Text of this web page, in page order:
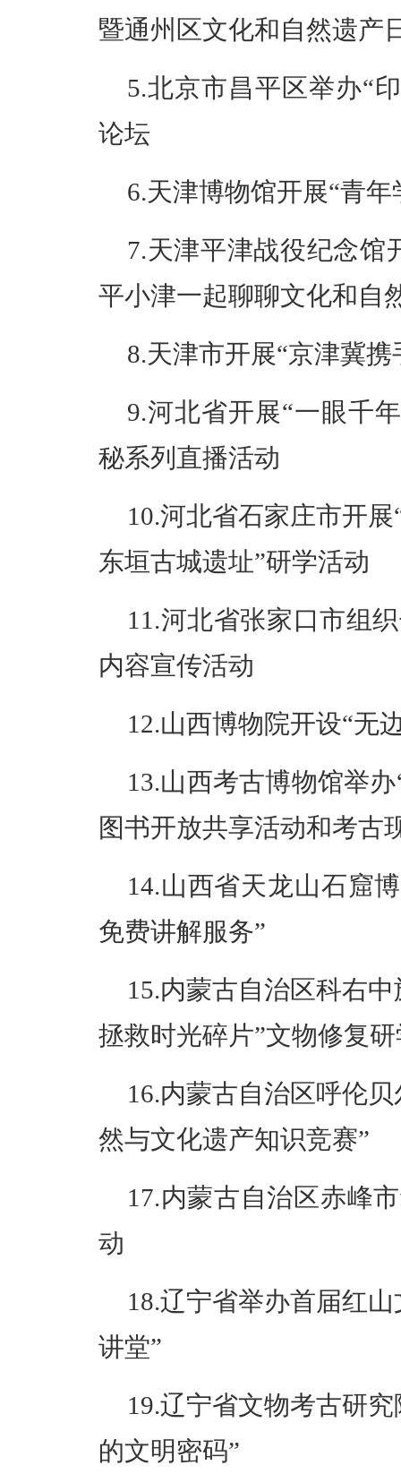
暨通州区文化和自然遗产
5.北京市昌平区举办“
论坛
6.天津博物馆开展“青年
7.天津平津战役纪念
平小津一起聊聊文化和自
8.天津市开展“京津冀
9.河北省开展“一眼千
秘系列直播活动
10.河北省石家庄市开
东垣古城遗址”研学活动
11.河北省张家口市组
内容宣传活动
12.山西博物院开设“无
13.山西考古博物馆举
图书开放共享活动和考古
14.山西省天龙山石窟
免费讲解服务”
15.内蒙古自治区科右
拯救时光碎片”文物修复
16.内蒙古自治区呼伦
然与文化遗产知识竞赛”
17.内蒙古自治区赤峰
动
18.辽宁省举办首届红
讲堂”
19.辽宁省文物考古研
的文明密码”